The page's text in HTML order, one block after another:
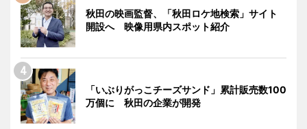
秋田の映画監督、「秋田ロケ地検索」サイト
開設へ 映像用県内スポット紹介
「いぶりがっこチーズサンド」累計販売数100
万個に 秋田の企業が開発